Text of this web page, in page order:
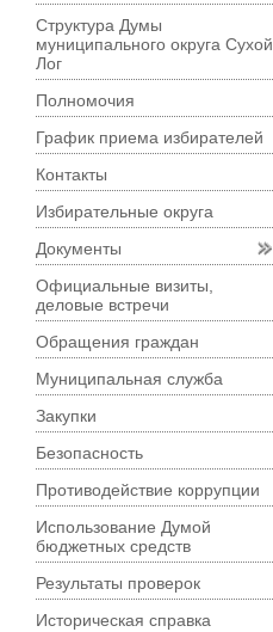
Структура Думы
муниципального округа Сухой
Лог
Полномочия
График приема избирателей
Контакты
Избирательные округа
Документы
Официальные визиты,
деловые встречи
Обращения граждан
Муниципальная служба
Закупки
Безопасность
Противодействие коррупции
Использование Думой
бюджетных средств
Результаты проверок
Историческая справка